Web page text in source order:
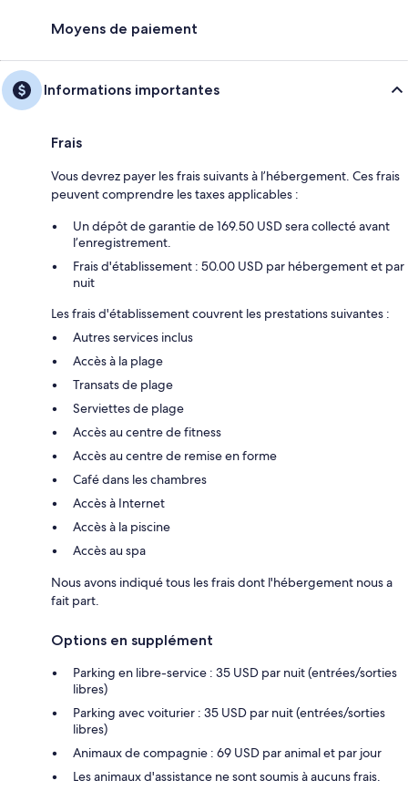
Moyens de paiement
Informations importantes
Frais
Vous devrez payer les frais suivants à l’hébergement. Ces frais
peuvent comprendre les taxes applicables :
Un dépôt de garantie de 169.50 USD sera collecté avant
l’enregistrement.
Frais d'établissement : 50.00 USD par hébergement et par
nuit
Les frais d'établissement couvrent les prestations suivantes :
Autres services inclus
Accès à la plage
Transats de plage
Serviettes de plage
Accès au centre de fitness
Accès au centre de remise en forme
Café dans les chambres
Accès à Internet
Accès à la piscine
Accès au spa
Nous avons indiqué tous les frais dont l'hébergement nous a
fait part.
Options en supplément
Parking en libre-service : 35 USD par nuit (entrées/sorties
libres)
Parking avec voiturier : 35 USD par nuit (entrées/sorties
libres)
Animaux de compagnie : 69 USD par animal et par jour
Les animaux d'assistance ne sont soumis à aucuns frais.